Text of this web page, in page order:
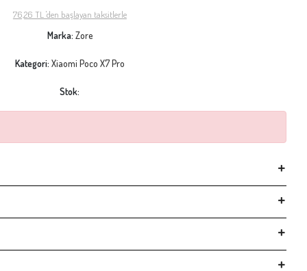
76,26 TL 'den başlayan taksitlerle
Marka: Zore
Kategori: Xiaomi Poco X7 Pro
Stok: